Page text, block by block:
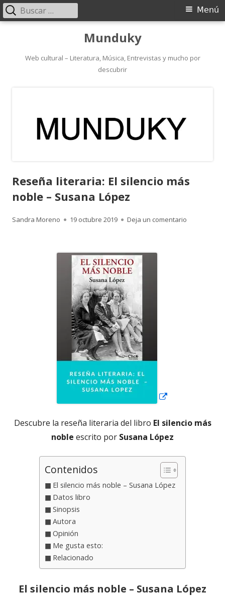
contenido
Munduky
Web cultural – Literatura, Música, Entrevistas y mucho por
descubrir
Menú
Menú
Buscar:
Reseña literaria: El silencio más
noble – Susana López
Autor
Sandra Moreno
Publicado
19 octubre 2019 Deja un comentario
Descubre la reseña literaria del libro El silencio más
noble escrito por Susana López
Contenidos
El silencio más noble – Susana López
Datos libro
Sinopsis
Autora
Opinión
Me gusta esto:
Relacionado
El silencio más noble – Susana López